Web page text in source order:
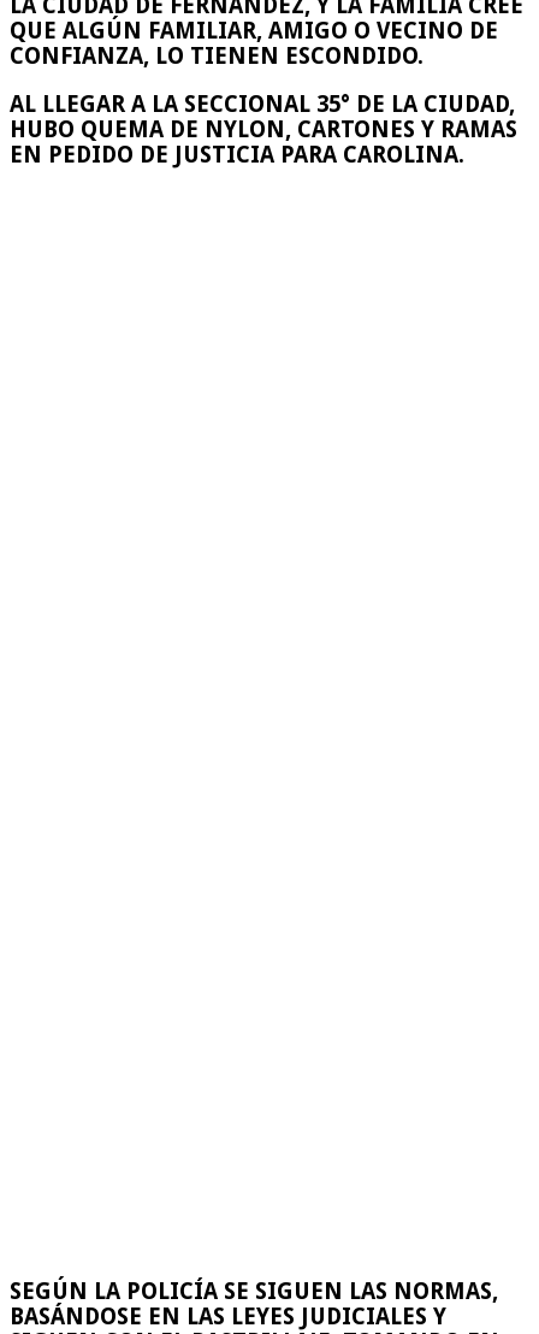
LA CIUDAD DE FERNÁNDEZ, Y LA FAMILIA CREE
QUE ALGÚN FAMILIAR, AMIGO O VECINO DE
CONFIANZA, LO TIENEN ESCONDIDO.
AL LLEGAR A LA SECCIONAL 35° DE LA CIUDAD,
HUBO QUEMA DE NYLON, CARTONES Y RAMAS
EN PEDIDO DE JUSTICIA PARA CAROLINA.
SEGÚN LA POLICÍA SE SIGUEN LAS NORMAS,
BASÁNDOSE EN LAS LEYES JUDICIALES Y